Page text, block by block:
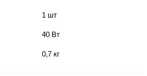
1 шт
40 Вт
0,7 кг